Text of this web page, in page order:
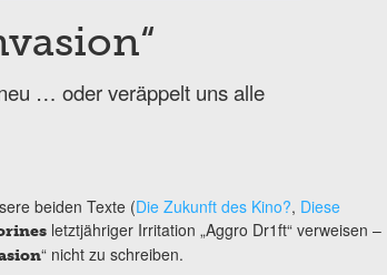
… oder veräppelt uns alle
beiden Texte (Die Zukunft des Kino?, Diese
letztjähriger Irritation „Aggro Dr1ft“ verweisen –
“ nicht zu schreiben.